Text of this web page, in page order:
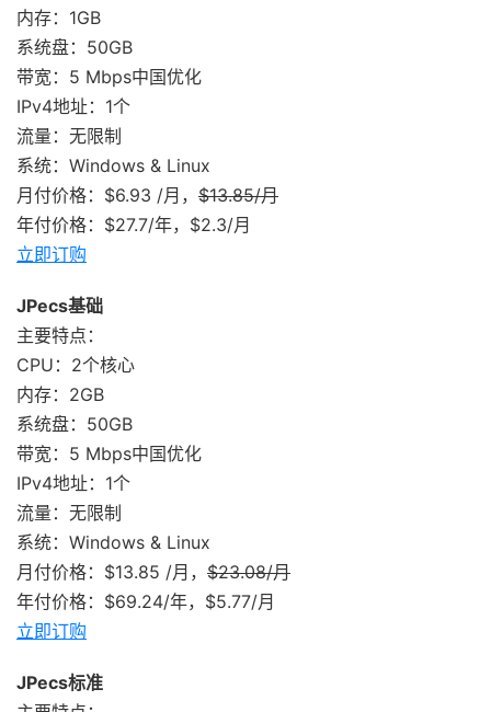
内存：1GB
系统盘：50GB
带宽：5 Mbps中国优化
IPv4地址：1个
流量：无限制
系统：Windows & Linux
月付价格：$6.93 /月， $13.85/月
年付价格：$27.7/年，$2.3/月
立即订购
JPecs基础
主要特点：
CPU：2个核心
内存：2GB
系统盘：50GB
带宽：5 Mbps中国优化
IPv4地址：1个
流量：无限制
系统：Windows & Linux
月付价格：$13.85 /月， $23.08/月
年付价格：$69.24/年，$5.77/月
立即订购
JPecs标准